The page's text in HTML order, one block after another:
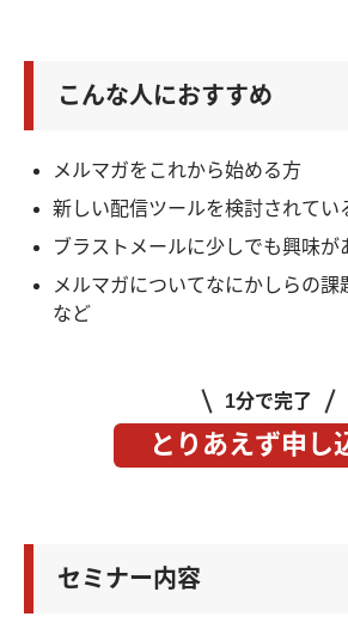
こんな人におすすめ
メルマガをこれから始める方
新しい配信ツールを検討されてい
ブラストメールに少しでも興味が
メルマガについてなにかしらの課
など
1分で完了
とりあえず申し
セミナー内容